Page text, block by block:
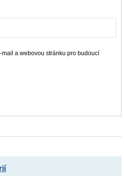
a webovou stránku pro budoucí